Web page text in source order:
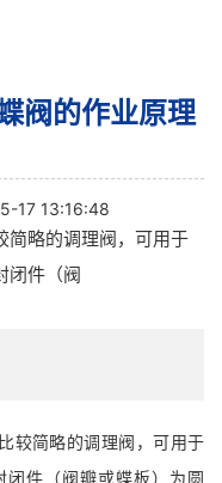
阀的作业原理
17 13:16:48
简略的调理阀，可用于
闭件（阀
简略的调理阀，可用于
件（阀瓣或蝶板）为圆